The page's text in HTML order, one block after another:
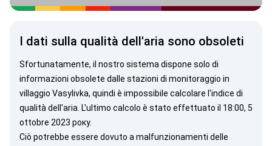
I dati sulla qualità dell'aria sono obsoleti
Sfortunatamente, il nostro sistema dispone solo di
informazioni obsolete dalle stazioni di monitoraggio in
villaggio Vasylivka, quindi è impossibile calcolare l'indice di
qualità dell'aria. L'ultimo calcolo è stato effettuato il 18:00, 5
ottobre 2023 року.
Ciò potrebbe essere dovuto a malfunzionamenti delle